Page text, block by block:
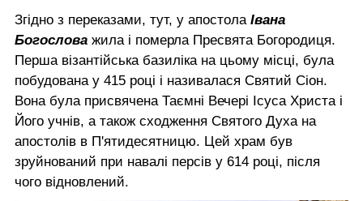
Згідно з переказами, тут, у апостола Івана
Богослова жила і померла Пресвята Богородиця.
Перша візантійська базиліка на цьому місці, була
побудована у 415 році і називалася Святий Сіон.
Вона була присвячена Таємні Вечері Ісуса Христа і
Його учнів, а також сходження Святого Духа на
апостолів в П'ятидесятницю. Цей храм був
зруйнований при навалі персів у 614 році, після
чого відновлений.